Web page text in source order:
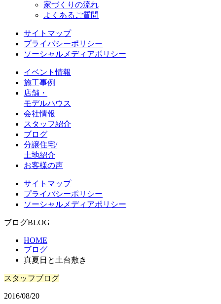
家づくりの流れ
よくあるご質問
サイトマップ
プライバシーポリシー
ソーシャルメディアポリシー
イベント情報
施工事例
店舗・
モデルハウス
会社情報
スタッフ紹介
ブログ
分譲住宅/
土地紹介
お客様の声
サイトマップ
プライバシーポリシー
ソーシャルメディアポリシー
ブログBLOG
HOME
ブログ
真夏日と土台敷き
スタッフブログ
2016/08/20